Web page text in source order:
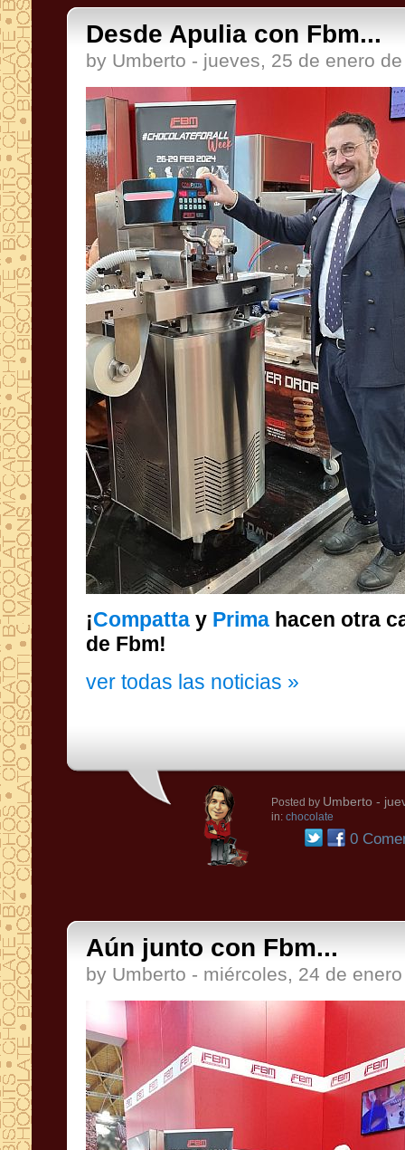
Desde Apulia con Fbm...
by Umberto - jueves, 25 de enero
¡Compatta y Prima hacen otra
de Fbm!
ver todas las noticias »
Posted by Umberto -
in: chocolate
0
Aún junto con Fbm...
by Umberto - miércoles, 24 de